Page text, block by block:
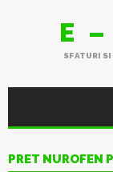
E –
SFATURI
PRET NUROFEN